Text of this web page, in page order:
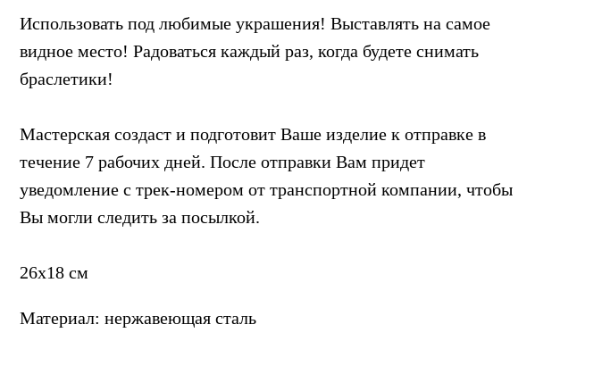
Использовать под любимые украшения! Выставлять на самое
видное место! Радоваться каждый раз, когда будете снимать
браслетики!
Мастерская создаст и подготовит Ваше изделие к отправке в
течение 7 рабочих дней. После отправки Вам придет
уведомление с трек-номером от транспортной компании, чтобы
Вы могли следить за посылкой.
26x18 см
Материал: нержавеющая сталь